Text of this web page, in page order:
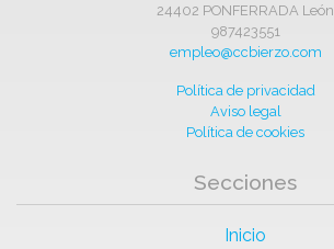
24402 PONFERRADA León
987423551
empleo@ccbierzo.com
Política de privacidad
Aviso legal
Política de cookies
Secciones
Inicio